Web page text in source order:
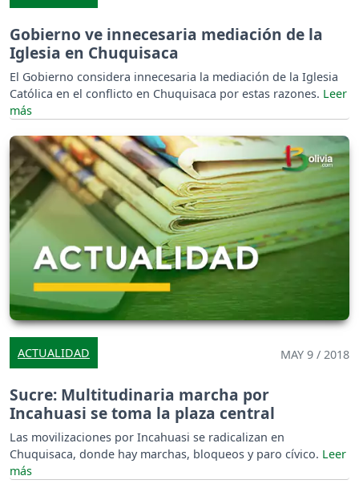
Gobierno ve innecesaria mediación de la
Iglesia en Chuquisaca
El Gobierno considera innecesaria la mediación de la Iglesia
Católica en el conflicto en Chuquisaca por estas razones.
ACTUALIDAD MAY 9 / 2018
Sucre: Multitudinaria marcha por
Incahuasi se toma la plaza central
Las movilizaciones por Incahuasi se radicalizan en
Chuquisaca, donde hay marchas, bloqueos y paro cívico.